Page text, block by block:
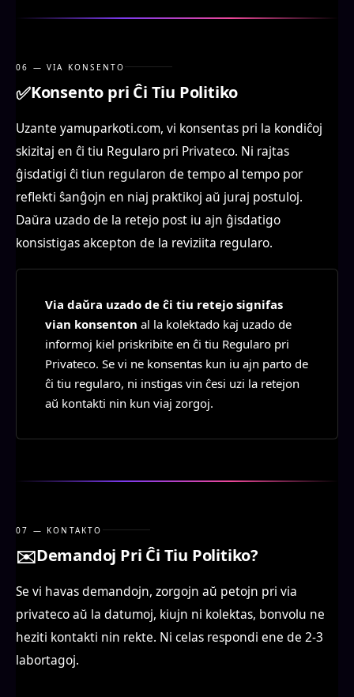
06 — VIA KONSENTO
✅Konsento pri Ĉi Tiu Politiko
Uzante yamuparkoti.com, vi konsentas pri la kondiĉoj
skizitaj en ĉi tiu Regularo pri Privateco. Ni rajtas
ĝisdatigi ĉi tiun regularon de tempo al tempo por
reflekti ŝanĝojn en niaj praktikoj aŭ juraj postuloj.
Daŭra uzado de la retejo post iu ajn ĝisdatigo
konsistigas akcepton de la reviziita regularo.
Via daŭra uzado de ĉi tiu retejo signifas
vian konsenton al la kolektado kaj uzado de
informoj kiel priskribite en ĉi tiu Regularo pri
Privateco. Se vi ne konsentas kun iu ajn parto de
ĉi tiu regularo, ni instigas vin ĉesi uzi la retejon
aŭ kontakti nin kun viaj zorgoj.
07 — KONTAKTO
✉️Demandoj Pri Ĉi Tiu Politiko?
Se vi havas demandojn, zorgojn aŭ petojn pri via
privateco aŭ la datumoj, kiujn ni kolektas, bonvolu ne
heziti kontakti nin rekte. Ni celas respondi ene de 2-3
labortagoj.